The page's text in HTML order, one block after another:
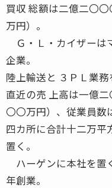
買収 総額は二億二〇
万円）。
Ｇ・Ｌ・カイザーは
企業。
陸上輸送と ３ＰＬ業務
直近の売 上高は一億
〇〇万円）、従業員数
四カ所に合計十二万平
置く。
ハーゲンに本社を置
年創業。